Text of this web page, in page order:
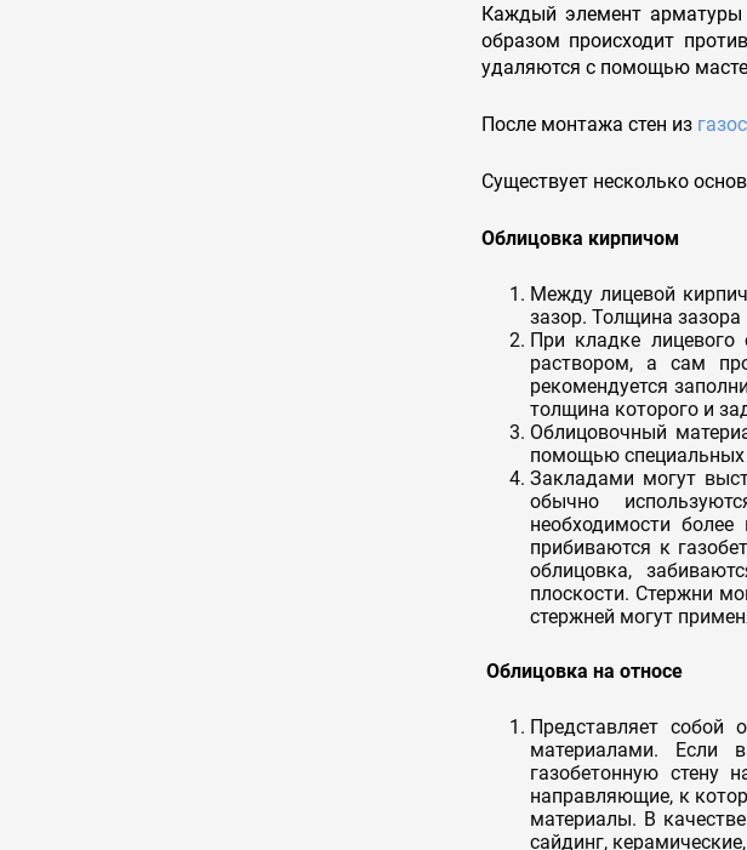
Каждый элемент арматуры
образом происходит
удаляются с помощью
После монтажа стен из
Существует несколько
Облицовка кирпичом
Между лицевой
зазор. Толщина зазора
При кладке лицевого
раствором, а сам
рекомендуется
толщина которого и
Облицовочный
помощью
Закладами могут
обычно
необходимости
прибиваются к
облицовка,
плоскости. Стержни
стержней могут
Облицовка на относе
Представляет собой
материалами.
газобетонную стену
направляющие, к
материалы. В
сайдинг,